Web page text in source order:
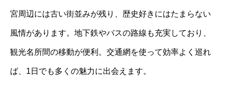
宮周辺には古い街並みが残り、歴史好きにはたまらない
風情があります。地下鉄やバスの路線も充実しており、
観光名所間の移動が便利。交通網を使って効率よく巡れ
ば、1日でも多くの魅力に出会えます。